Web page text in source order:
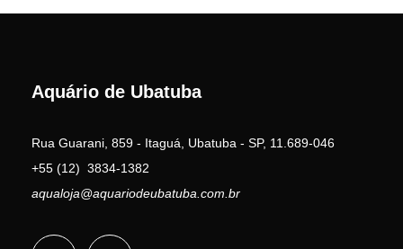
Aquário de Ubatuba
Rua Guarani, 859 - Itaguá, Ubatuba - SP, 11.689-046
+55 (12) 3834-1382
aqualoja@aquariodeubatuba.com.br